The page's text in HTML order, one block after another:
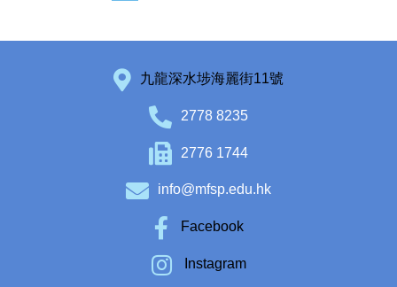
九龍深水埗海麗街11號
2778 8235
2776 1744
info@mfsp.edu.hk
Facebook
Instagram